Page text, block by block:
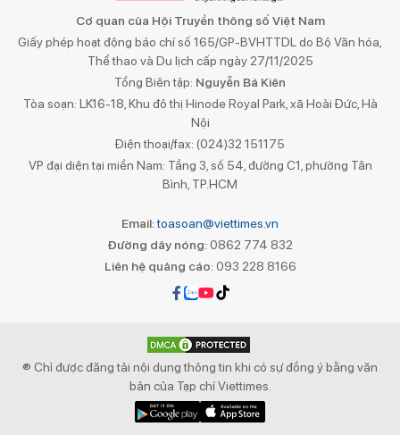
Cơ quan của Hội Truyền thông số Việt Nam
Giấy phép hoạt động báo chí số 165/GP-BVHTTDL do Bộ Văn hóa,
Thể thao và Du lịch cấp ngày 27/11/2025
Tổng Biên tập: Nguyễn Bá Kiên
Tòa soạn: LK16-18, Khu đô thị Hinode Royal Park, xã Hoài Đức, Hà
Nội
Điện thoại/fax: (024)32 151175
VP đại diện tại miền Nam: Tầng 3, số 54, đường C1, phường Tân
Bình, TP.HCM
Email:toasoan@viettimes.vn
Đường dây nóng: 0862 774 832
Liên hệ quảng cáo:093 228 8166
® Chỉ được đăng tải nội dung thông tin khi có sự đồng ý bằng văn
bản của Tạp chí Viettimes.